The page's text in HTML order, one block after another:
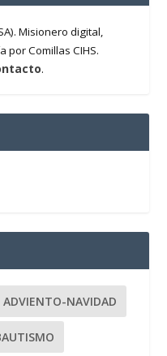
Misionero digital,
por Comillas CIHS.
.
ADVIENTO-NAVIDAD